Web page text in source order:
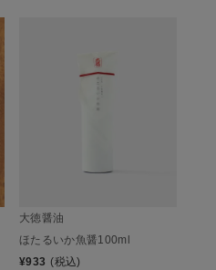
大徳醤油
ほたるいか魚醤100ml
¥933 (税込)